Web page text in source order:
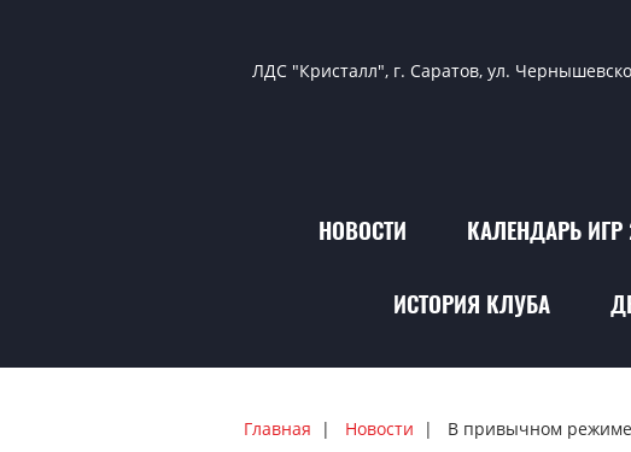
ЛДС "Кристалл", г. Саратов, ул.
НОВОСТИ КАЛЕНДАРЬ ИГР
ИСТОРИЯ КЛУБА
Главная Новости В привычном режиме